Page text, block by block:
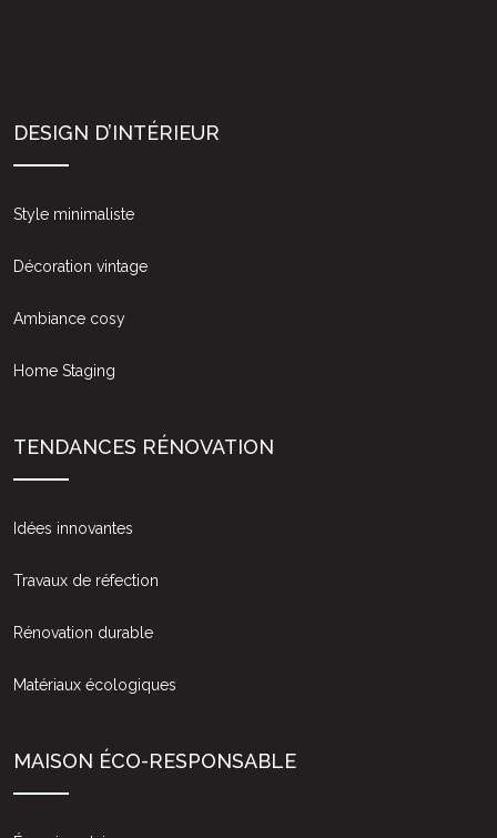
DESIGN D’INTÉRIEUR
Style minimaliste
Décoration vintage
Ambiance cosy
Home Staging
TENDANCES RÉNOVATION
Idées innovantes
Travaux de réfection
Rénovation durable
Matériaux écologiques
MAISON ÉCO-RESPONSABLE